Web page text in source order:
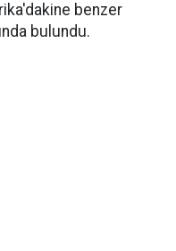
benzer
bulundu.